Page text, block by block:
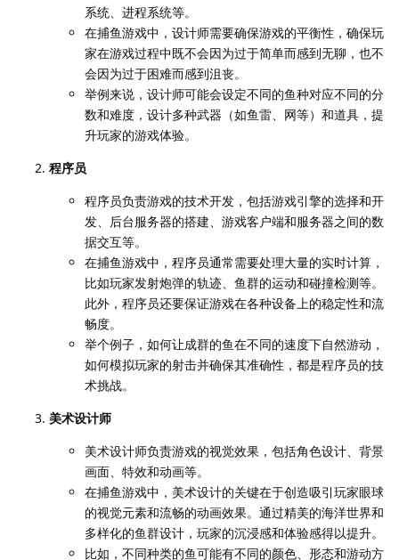
系统、进程系统等。
在捕鱼游戏中，设计师需要确保游戏的平衡性，确保玩
家在游戏过程中既不会因为过于简单而感到无聊，也不
会因为过于困难而感到沮丧。
举例来说，设计师可能会设定不同的鱼种对应不同的分
数和难度，设计多种武器（如鱼雷、网等）和道具，提
升玩家的游戏体验。
程序员
程序员负责游戏的技术开发，包括游戏引擎的选择和开
发、后台服务器的搭建、游戏客户端和服务器之间的数
据交互等。
在捕鱼游戏中，程序员通常需要处理大量的实时计算，
比如玩家发射炮弹的轨迹、鱼群的运动和碰撞检测等。
此外，程序员还要保证游戏在各种设备上的稳定性和流
畅度。
举个例子，如何让成群的鱼在不同的速度下自然游动，
如何模拟玩家的射击并确保其准确性，都是程序员的技
术挑战。
美术设计师
美术设计师负责游戏的视觉效果，包括角色设计、背景
画面、特效和动画等。
在捕鱼游戏中，美术设计的关键在于创造吸引玩家眼球
的视觉元素和流畅的动画效果。通过精美的海洋世界和
多样化的鱼群设计，玩家的沉浸感和体验感得以提升。
比如，不同种类的鱼可能有不同的颜色、形态和游动方